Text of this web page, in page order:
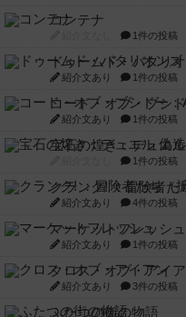
コンテナ
1件の投稿
ドゥームド・バタリ
紹介文あり 1件の投稿
コード・オブ・ブシ
紹介文あり 1件の投稿
宝石の煌き：デュエ
1件の投稿
クランク! ：冒険者た
紹介文あり 4件の投稿
マーケットフレッシュ
紹介文あり 1件の投稿
クロス・オブ・アイ
紹介文あり 3件の投稿
ふたつの街の物語